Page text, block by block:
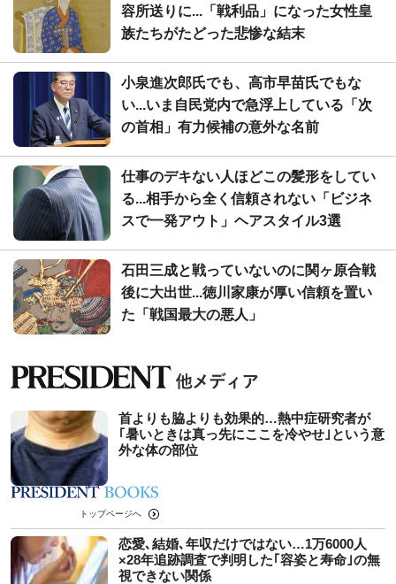
容所送りに...「戦利品」になった女性皇
族たちがたどった悲惨な結末
小泉進次郎氏でも、高市早苗氏でもな
い...いま自民党内で急浮上している「次
の首相」有力候補の意外な名前
仕事のデキない人ほどこの髪形をしてい
る...相手から全く信頼されない「ビジネ
スで一発アウト」ヘアスタイル3選
石田三成と戦っていないのに関ヶ原合戦
後に大出世...徳川家康が厚い信頼を置い
た「戦国最大の悪人」
首よりも脇よりも効果的…熱中症研究者が
｢暑いときは真っ先にここを冷やせ｣という意
外な体の部位
トップページへ
恋愛､結婚､年収だけではない…1万6000人
×28年追跡調査で判明した｢容姿と寿命｣の無
視できない関係